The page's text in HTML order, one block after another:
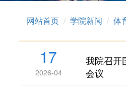
网站首页 学院新闻 体
17
2026-04
我院召开
会议